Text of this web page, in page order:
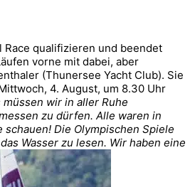
qualifizieren und beendet
vorne mit dabei, aber
(Thunersee Yacht Club). Sie
4. August, um 8.30 Uhr
wir in aller Ruhe
zu dürfen. Alle waren in
Die Olympischen Spiele
Wasser zu lesen. Wir haben eine